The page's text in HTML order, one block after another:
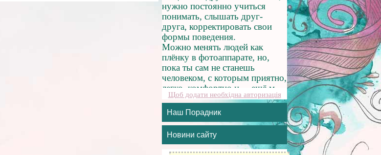
Щоб додати необхідна авторизація
Наш Порадник
Новини сайту